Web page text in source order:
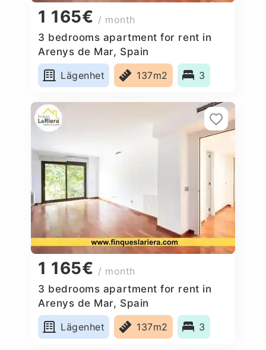
1 165€ / month
3 bedrooms apartment for rent in
Arenys de Mar, Spain
Lägenhet
137m2 3
1 165€ / month
3 bedrooms apartment for rent in
Arenys de Mar, Spain
Lägenhet
137m2 3